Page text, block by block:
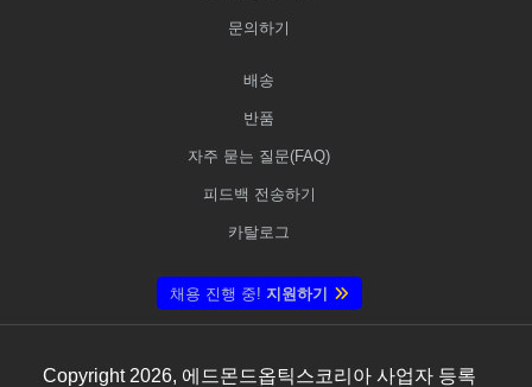
문의하기
배송
반품
자주 묻는 질문(FAQ)
피드백 전송하기
카탈로그
채용 진행 중! 지원하기
Copyright 2026, 에드몬드옵틱스코리아 사업자 등록